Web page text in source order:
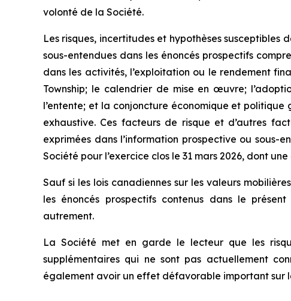
volonté de la Société.
Les risques, incertitudes et hypothèses
sous-entendues dans les énoncés prospectifs
dans les activités, l’exploitation ou le rendement
Township; le calendrier de mise en œuvre;
l’entente; et la conjoncture économique et
exhaustive. Ces facteurs de risque et d’autres
exprimées dans l’information prospective ou
Société pour l’exercice clos le 31 mars 2026, dont
Sauf si les lois canadiennes sur les valeurs
les énoncés prospectifs contenus dans le
autrement.
La Société met en garde le lecteur que les
supplémentaires qui ne sont pas actuellement
également avoir un effet défavorable important sur